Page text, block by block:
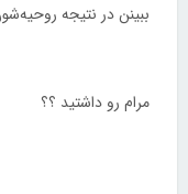
ببينن در نتيجه
مرام رو داشتید ؟؟